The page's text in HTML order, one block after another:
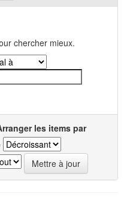
chercher mieux.
les items par